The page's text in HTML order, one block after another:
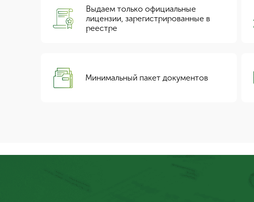
Выдаем только официальные
лицензии, зарегистрированные в
реестре
Минимальный пакет документов